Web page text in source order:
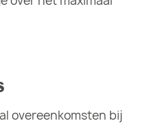
overeenkomsten bij